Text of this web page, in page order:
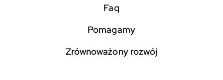
faq
pomagamy
zrównoważony rozwój